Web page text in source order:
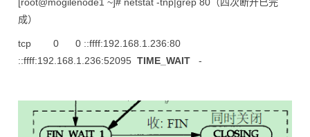
成）
tcp 0 0 ::ffff:192.168.1.236:80
::ffff:192.168.1.236:52095 TIME_WAIT -